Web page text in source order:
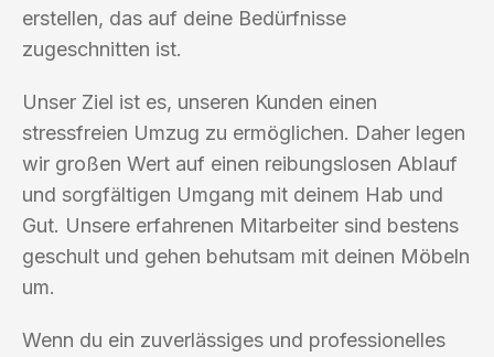
erstellen, das auf deine Bedürfnisse
zugeschnitten ist.
Unser Ziel ist es, unseren Kunden einen
stressfreien Umzug zu ermöglichen. Daher legen
wir großen Wert auf einen reibungslosen Ablauf
und sorgfältigen Umgang mit deinem Hab und
Gut. Unsere erfahrenen Mitarbeiter sind bestens
geschult und gehen behutsam mit deinen Möbeln
um.
Wenn du ein zuverlässiges und professionelles